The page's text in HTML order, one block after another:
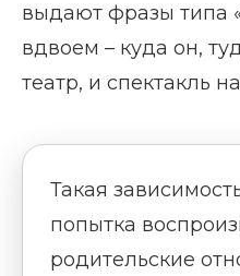
выдают фразы типа
вдвоем – куда он,
театр, и спектакль
Такая
попытка
родительские